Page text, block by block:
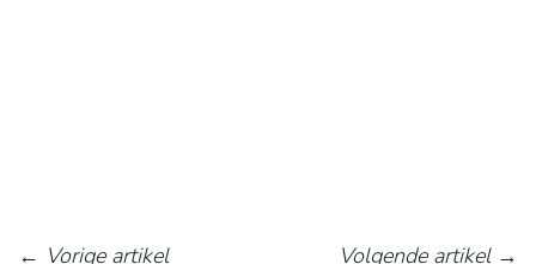
← Vorige artikel Volgende artikel→